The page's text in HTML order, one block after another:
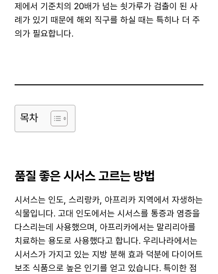
제에서 기준치의 20배가 넘는 쇳가루가 검출이 된 사
례가 있기 때문에 해외 직구를 하실 때는 특히나 더 주
의가 필요합니다.
목차
품질 좋은 시서스 고르는 방법
시서스는 인도, 스리랑카, 아프리카 지역에서 자생하는
식물입니다. 고대 인도에서는 시서스를 통증과 염증을
다스리는데 사용했으며, 아프리카에서는 말리리아를
치료하는 용도로 사용했다고 합니다. 우리나라에서는
시서스가 가지고 있는 지방 분해 효과 덕분에 다이어트
보조 식품으로 높은 인기를 얻고 있습니다. 특이한 점